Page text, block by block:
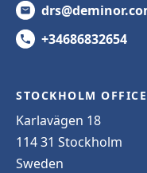
+34686832654
STOCKHOLM OFFICE
Karlavägen 18
114 31 Stockholm
Sweden